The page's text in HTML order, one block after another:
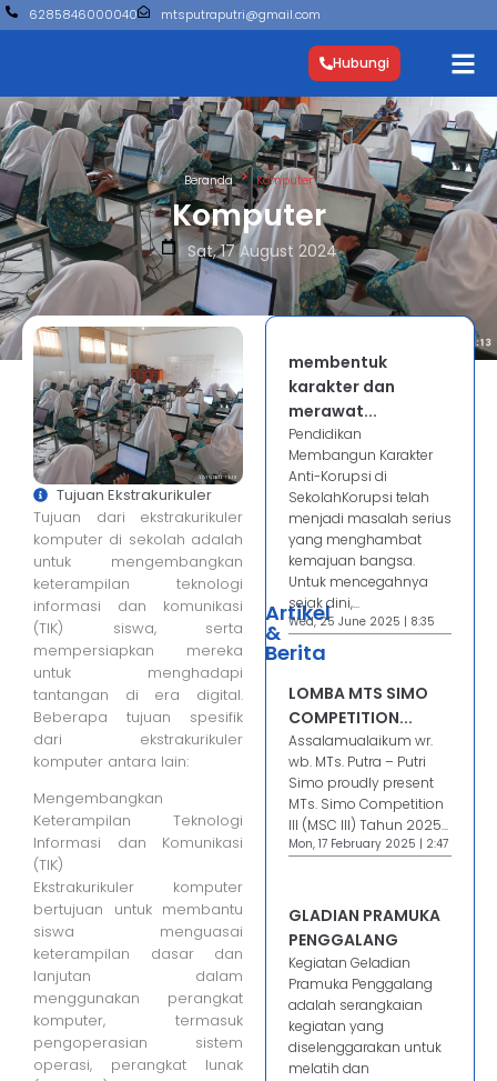
6285846000040 mtsputraputri@gmail.com
Hubungi
Beranda Komputer
Komputer
Sat, 17 August 2024
Tujuan Ekstrakurikuler
Tujuan dari ekstrakurikuler
komputer di sekolah adalah
untuk mengembangkan
keterampilan teknologi
informasi dan komunikasi
(TIK) siswa, serta
mempersiapkan mereka
untuk menghadapi
tantangan di era digital.
Beberapa tujuan spesifik
dari ekstrakurikuler
komputer antara lain:
Mengembangkan
Keterampilan Teknologi
Informasi dan Komunikasi
(TIK)
Ekstrakurikuler komputer
bertujuan untuk membantu
siswa menguasai
keterampilan dasar dan
lanjutan dalam
menggunakan perangkat
komputer, termasuk
pengoperasian sistem
operasi, perangkat lunak
Artikel
&
Berita
membentuk
karakter dan
merawat...
Pendidikan
Membangun Karakter
Anti-Korupsi di
SekolahKorupsi telah
menjadi masalah serius
yang menghambat
kemajuan bangsa.
Untuk mencegahnya
sejak dini,...
Wed, 25 June 2025 | 8:35
LOMBA MTS SIMO
COMPETITION...
Assalamualaikum wr.
wb. MTs. Putra – Putri
Simo proudly present
MTs. Simo Competition
III (MSC III) Tahun 2025...
Mon, 17 February 2025 | 2:47
GLADIAN PRAMUKA
PENGGALANG
Kegiatan Geladian
Pramuka Penggalang
adalah serangkaian
kegiatan yang
diselenggarakan untuk
melatih dan